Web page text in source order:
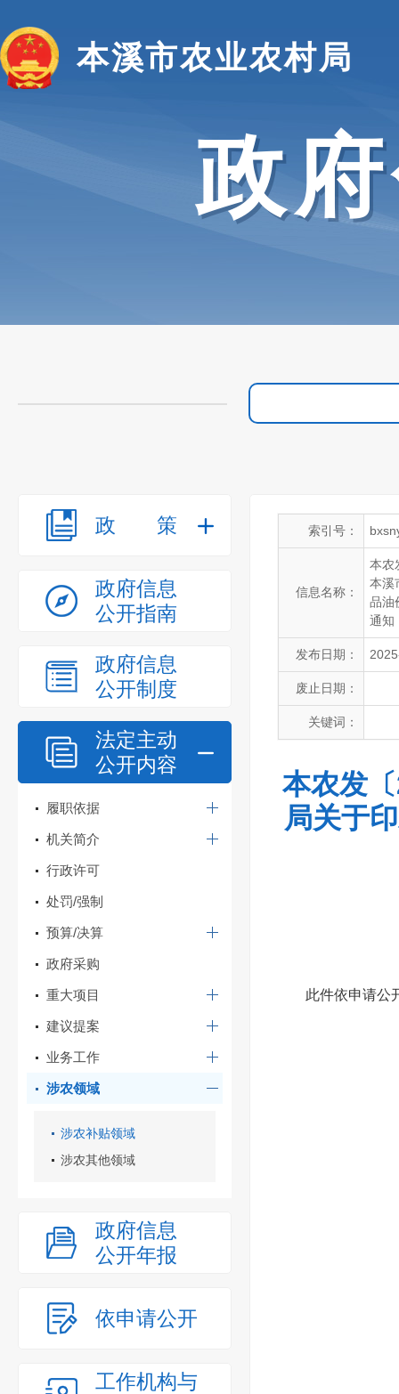
本溪市农业农村局
政
政策
政府信息
公开指南
政府信息
公开制度
法定主动
公开内容
履职依据
机关简介
行政许可
处罚/强制
预算/决算
政府采购
重大项目
建议提案
业务工作
涉农领域
涉农补贴领域
涉农其他领域
政府信息
公开年报
依申请公开
工作机构与
索引号：
信息名称：
本农
本溪
品油
通知
发布日期：
废止日期：
关键词：
本农发
局关于
此件依申请公